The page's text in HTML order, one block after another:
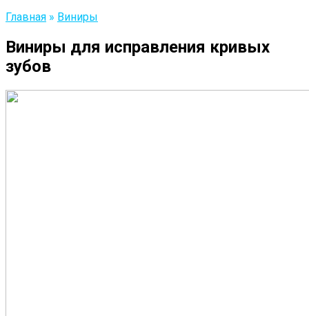
Главная » Виниры
Виниры для исправления кривых
зубов